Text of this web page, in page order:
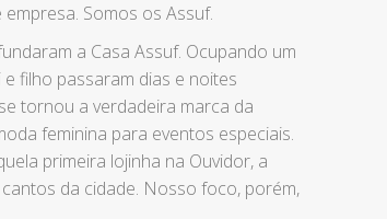
Somos os Assuf.
a Casa Assuf. Ocupando um
filho passaram dias e noites
tornou a verdadeira marca da
feminina para eventos especiais.
primeira lojinha na Ouvidor, a
da cidade. Nosso foco, porém,